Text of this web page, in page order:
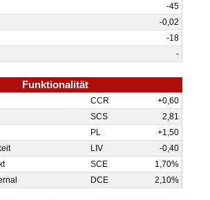
-45
-0,02
-18
-
Funktionalität
CCR
+0,60
SCS
2,81
PL
+1,50
LIV
-0,40
SCE
1,70%
DCE 2,10%